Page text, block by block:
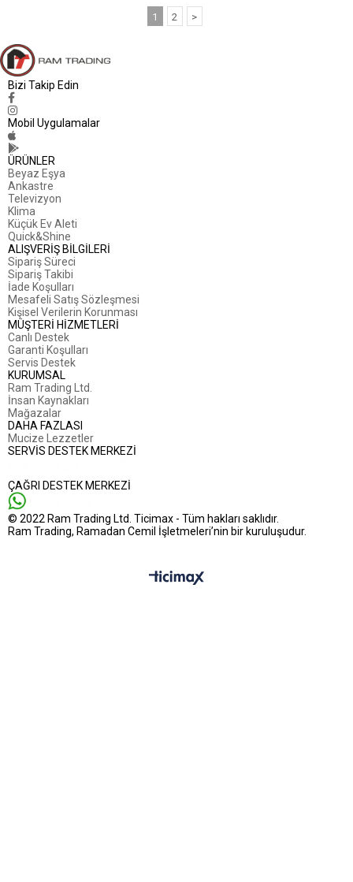
1 2 >
Bizi Takip Edin
Mobil Uygulamalar
ÜRÜNLER
Beyaz Eşya
Ankastre
Televizyon
Klima
Küçük Ev Aleti
Quick&Shine
ALIŞVERİŞ BİLGİLERİ
Sipariş Süreci
Sipariş Takibi
İade Koşulları
Mesafeli Satış Sözleşmesi
Kişisel Verilerin Korunması
MÜŞTERİ HİZMETLERİ
Canlı Destek
Garanti Koşulları
Servis Destek
KURUMSAL
Ram Trading Ltd.
İnsan Kaynakları
Mağazalar
DAHA FAZLASI
Mucize Lezzetler
SERVİS DESTEK MERKEZİ
ÇAĞRI DESTEK MERKEZİ
© 2022 Ram Trading Ltd. Ticimax - Tüm hakları saklıdır.
Ram Trading, Ramadan Cemil İşletmeleri’nin bir kuruluşudur.